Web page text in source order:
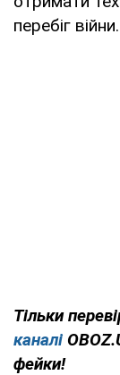
перебіг війни.
Тільки
каналі
фейки!